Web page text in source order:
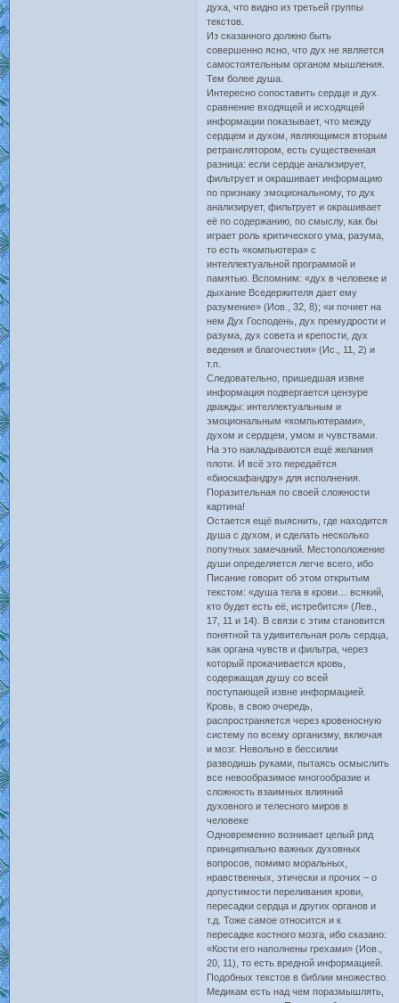
духа, что видно из третьей группы
текстов.
Из сказанного должно быть
совершенно ясно, что дух не является
самостоятельным органом мышления.
Тем более душа.
Интересно сопоставить сердце и дух.
сравнение входящей и исходящей
информации показывает, что между
сердцем и духом, являющимся вторым
ретранслятором, есть существенная
разница: если сердце анализирует,
фильтрует и окрашивает информацию
по признаку эмоциональному, то дух
анализирует, фильтрует и окрашивает
её по содержанию, по смыслу, как бы
играет роль критического ума, разума,
то есть «компьютера» с
интеллектуальной программой и
памятью. Вспомним: «дух в человеке и
дыхание Вседержителя дает ему
разумение» (Иов., 32, 8); «и почиет на
нем Дух Господень, дух премудрости и
разума, дух совета и крепости, дух
ведения и благочестия» (Ис., 11, 2) и
т.п.
Следовательно, пришедшая извне
информация подвергается цензуре
дважды: интеллектуальным и
эмоциональным «компьютерами»,
духом и сердцем, умом и чувствами.
На это накладываются ещё желания
плоти. И всё это передаётся
«биоскафандру» для исполнения.
Поразительная по своей сложности
картина!
Остается ещё выяснить, где находится
душа с духом, и сделать несколько
попутных замечаний. Местоположение
души определяется легче всего, ибо
Писание говорит об этом открытым
текстом: «душа тела в крови… всякий,
кто будет есть её, истребится» (Лев.,
17, 11 и 14). В связи с этим становится
понятной та удивительная роль сердца,
как органа чувств и фильтра, через
который прокачивается кровь,
содержащая душу со всей
поступающей извне информацией.
Кровь, в свою очередь,
распространяется через кровеносную
систему по всему организму, включая
и мозг. Невольно в бессилии
разводишь руками, пытаясь осмыслить
все невообразимое многообразие и
сложность взаимных влияний
духовного и телесного миров в
человеке
Одновременно возникает целый ряд
принципиально важных духовных
вопросов, помимо моральных,
нравственных, этически и прочих – о
допустимости переливания крови,
пересадки сердца и других органов и
т.д. Тоже самое относится и к
пересадке костного мозга, ибо сказано:
«Кости его наполнены грехами» (Иов.,
20, 11), то есть вредной информацией.
Подобных текстов в библии множество.
Медикам есть над чем поразмышлять,